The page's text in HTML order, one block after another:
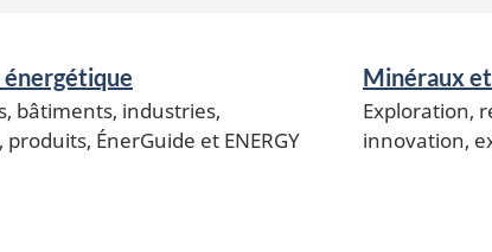
bâtiments, industries,
ÉnerGuide et ENERGY
Minéraux
Exploration,
innovation,